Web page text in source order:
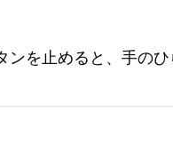
を止めると、手の